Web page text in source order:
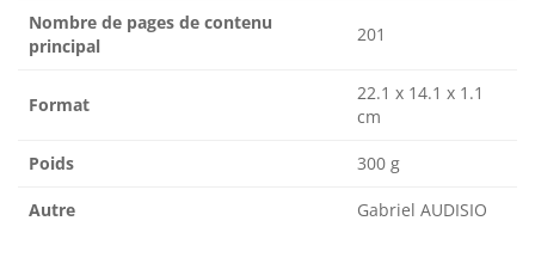
Nombre de pages de contenu
principal
201
Format
22.1 x 14.1 x 1.1
cm
Poids 300 g
Autre Gabriel AUDISIO